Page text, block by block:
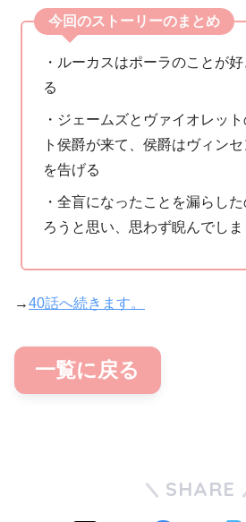
今回のストーリーのまとめ
・ルーカスはポーラのことが
る
・ジェームズとヴァイオレッ
ト侯爵が来て、侯爵はヴィン
を告げる
・全盲になったことを漏らし
ろうと思い、思わず睨んでしま
→40話へ続きます。
一覧に戻る
SHARE